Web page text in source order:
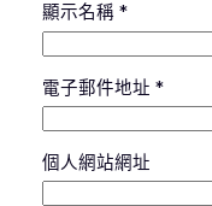
顯示名稱 *
電子郵件地址 *
個人網站網址